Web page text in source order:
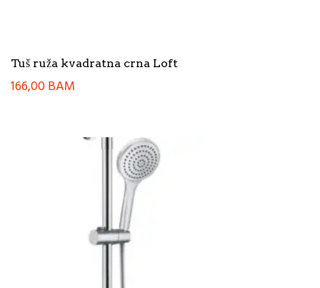
Tuš ruža kvadratna crna Loft
166,00BAM